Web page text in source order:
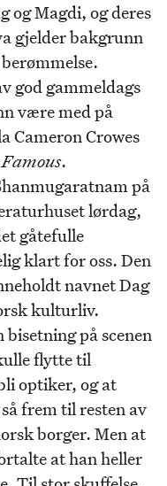
og Magdi, og deres
gjelder bakgrunn
god gammeldags
være med på
Cameron Crowes
.
på
lørdag,
gåtefulle
klart for oss. Den
navnet Dag
kulturliv.
på scenen
flytte til
optiker, og at
frem til resten av
borger. Men at
at han heller